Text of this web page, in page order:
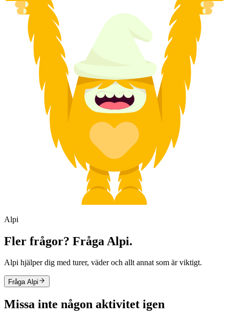
Alpi
Fler frågor? Fråga Alpi.
Alpi hjälper dig med turer, väder och allt annat som är viktigt.
Fråga Alpi
Missa inte någon aktivitet igen